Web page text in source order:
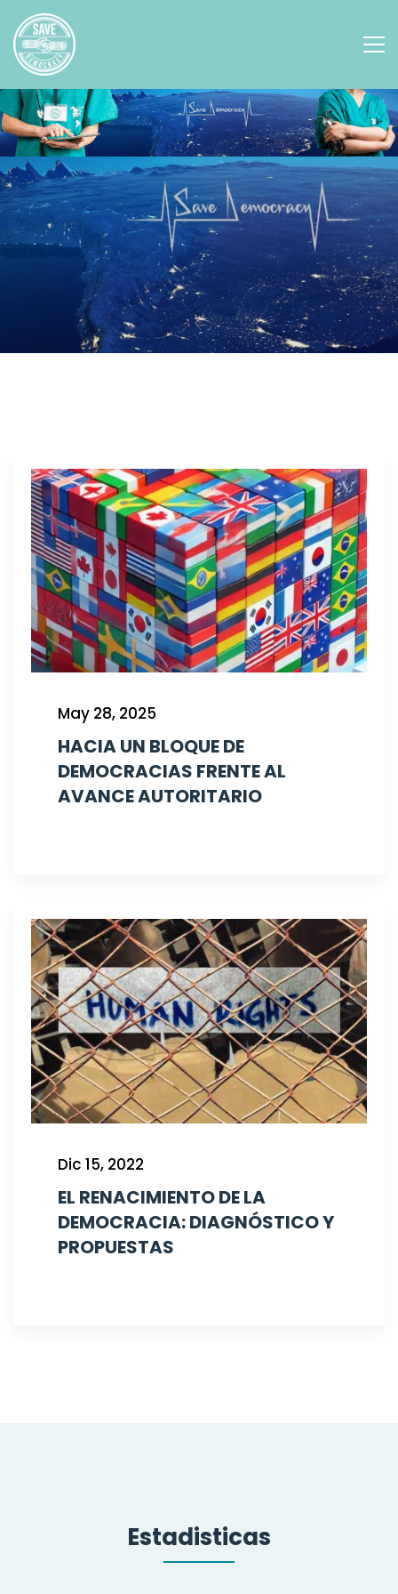
May 28, 2025
HACIA UN BLOQUE DE
DEMOCRACIAS FRENTE AL
AVANCE AUTORITARIO
Dic 15, 2022
EL RENACIMIENTO DE LA
DEMOCRACIA: DIAGNÓSTICO Y
PROPUESTAS
Estadisticas